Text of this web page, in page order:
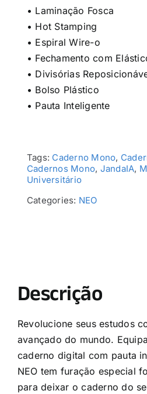
• Laminação Fosca
• Hot Stamping
• Espiral Wire-o
• Fechamento com
• Divisórias
• Bolso Plástico
• Pauta Inteligente
Tags: Caderno Mono,
Cadernos Mono, JandaIA,
Universitário
Categories: NEO
Descrição
Revolucione seus estudos
avançado do mundo.
caderno digital com pauta
NEO tem furação especial
para deixar o caderno do